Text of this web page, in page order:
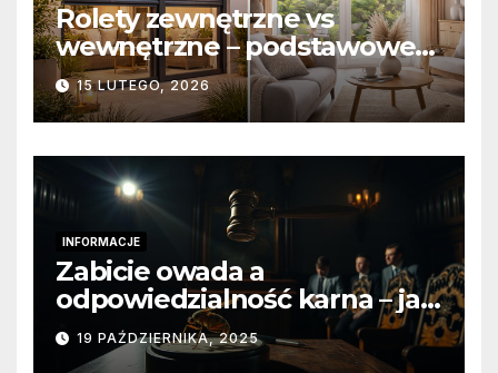
Rolety zewnętrzne vs
wewnętrzne – podstawowe
różnice konstrukcyjne i
funkcjonalne
15 LUTEGO, 2026
INFORMACJE
Zabicie owada a
odpowiedzialność karna – jak
wygląda to w praktyce?
19 PAŹDZIERNIKA, 2025